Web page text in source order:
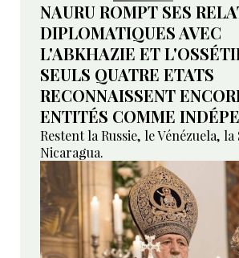
NAURU ROMPT SES
DIPLOMATIQUES AVEC
L'ABKHAZIE ET
SEULS QUATRE ETATS
RECONNAISSENT
ENTITÉS COMME
Restent la Russie, le Vénézuela,
Nicaragua.